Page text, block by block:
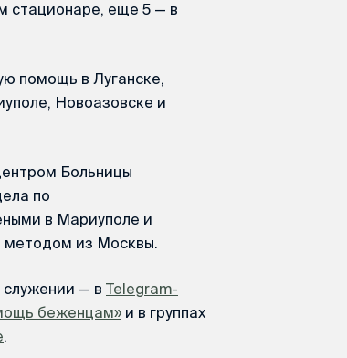
стационаре, еще 5 — в
помощь в Луганске,
Новоазовске и
Больницы
по
в Мариуполе и
методом из Москвы.
— в Telegram-
беженцам» и в группах
.